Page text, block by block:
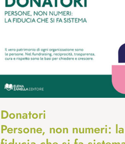
Donatori
Persone, non numeri: la